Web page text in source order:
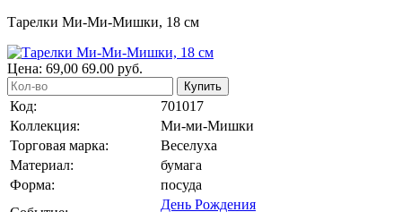
Тарелки Ми-Ми-Мишки, 18 см
Цена: 69,00 69.00 руб.
Купить
Код:
701017
Коллекция:
Ми-ми-Мишки
Торговая марка:
Веселуха
Материал:
бумага
Форма:
посуда
День Рождения